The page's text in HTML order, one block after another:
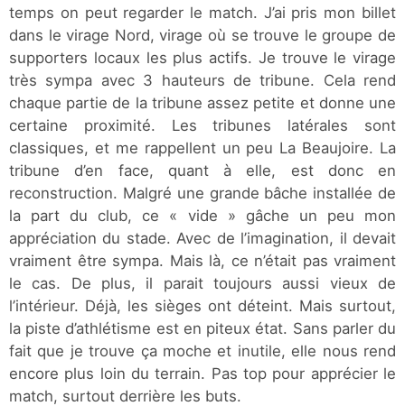
temps on peut regarder le match. J’ai pris mon billet
dans le virage Nord, virage où se trouve le groupe de
supporters locaux les plus actifs. Je trouve le virage
très sympa avec 3 hauteurs de tribune. Cela rend
chaque partie de la tribune assez petite et donne une
certaine proximité. Les tribunes latérales sont
classiques, et me rappellent un peu La Beaujoire. La
tribune d’en face, quant à elle, est donc en
reconstruction. Malgré une grande bâche installée de
la part du club, ce « vide » gâche un peu mon
appréciation du stade. Avec de l’imagination, il devait
vraiment être sympa. Mais là, ce n’était pas vraiment
le cas. De plus, il parait toujours aussi vieux de
l’intérieur. Déjà, les sièges ont déteint. Mais surtout,
la piste d’athlétisme est en piteux état. Sans parler du
fait que je trouve ça moche et inutile, elle nous rend
encore plus loin du terrain. Pas top pour apprécier le
match, surtout derrière les buts.